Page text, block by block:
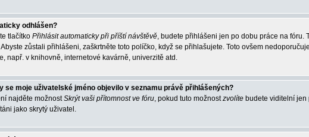
odhlášen?
tlačítko Přihlásit automaticky při příští návštěvě, budete přihlášeni jen po dobu práce na fóru.
zůstali přihlášeni, zaškrtněte toto políčko, když se přihlašujete. Toto ovšem
např. v knihovně, internetové kavárně, univerzitě atd.
se moje uživatelské jméno objevilo v seznamu právě přihlášených?
najděte možnostSkrýt vaši přítomnost ve fóru, pokud tuto možnostzvolíte budete viditelní jen
jako skrytý uživatel.